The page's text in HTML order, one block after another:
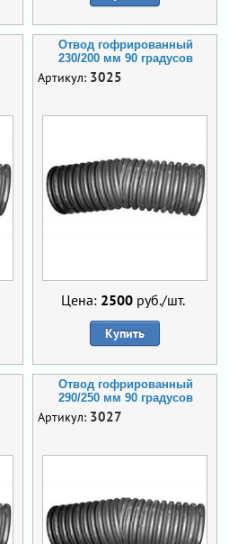
Отвод гофрированный
230/200 мм 90 градусов
Артикул: 3025
Цена: 2500руб./шт.
Купить
Отвод гофрированный
290/250 мм 90 градусов
Артикул: 3027